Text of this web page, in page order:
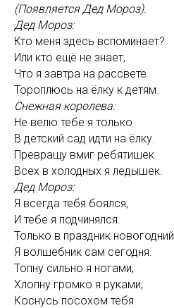
(Появляется Дед Мороз).
Дед Мороз:
Кто меня здесь вспоминает?
Или кто ещё не знает,
Что я завтра на рассвете
Тороплюсь на ёлку к детям.
Снежная королева:
Не велю тебе я только
В детский сад идти на ёлку.
Превращу вмиг ребятишек
Всех в холодных я ледышек.
Дед Мороз:
Я всегда тебя боялся,
И тебе я подчинялся.
Только в праздник новогодний
Я волшебник сам сегодня.
Топну сильно я ногами,
Хлопну громко я руками,
Коснусь посохом тебя